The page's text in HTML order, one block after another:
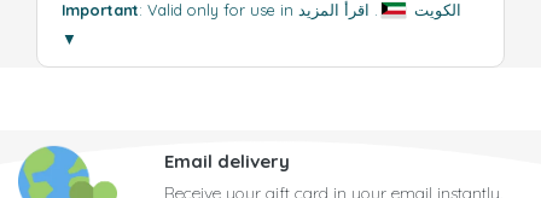
Important : Valid only for use in الكويت
اقرأ المزيد
▼
Email delivery
Receive your gift card in your email instantly,